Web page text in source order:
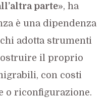
parte», ha
è una dipendenza
adotta strumenti
il proprio
con costi
o riconfigurazione.